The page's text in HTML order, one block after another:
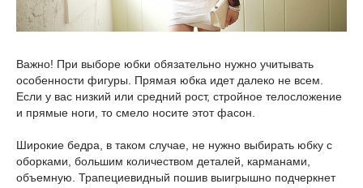
Важно! При выборе юбки обязательно нужно учитывать
особенности фигуры. Прямая юбка идет далеко не всем.
Если у вас низкий или средний рост, стройное телосложение
и прямые ноги, то смело носите этот фасон.
Широкие бедра, в таком случае, не нужно выбирать юбку с
оборками, большим количеством деталей, карманами,
объемную. Трапециевидный пошив выигрышно подчеркнет